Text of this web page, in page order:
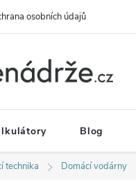
osobních údajů
Blog
technika Domácí vodárny